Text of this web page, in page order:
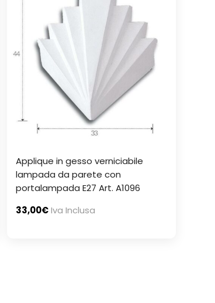
Applique in gesso verniciabile
lampada da parete con
portalampada E27 Art. A1096
33,00€Iva Inclusa